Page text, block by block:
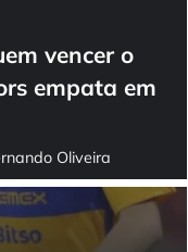
vencer o
empata em
Oliveira